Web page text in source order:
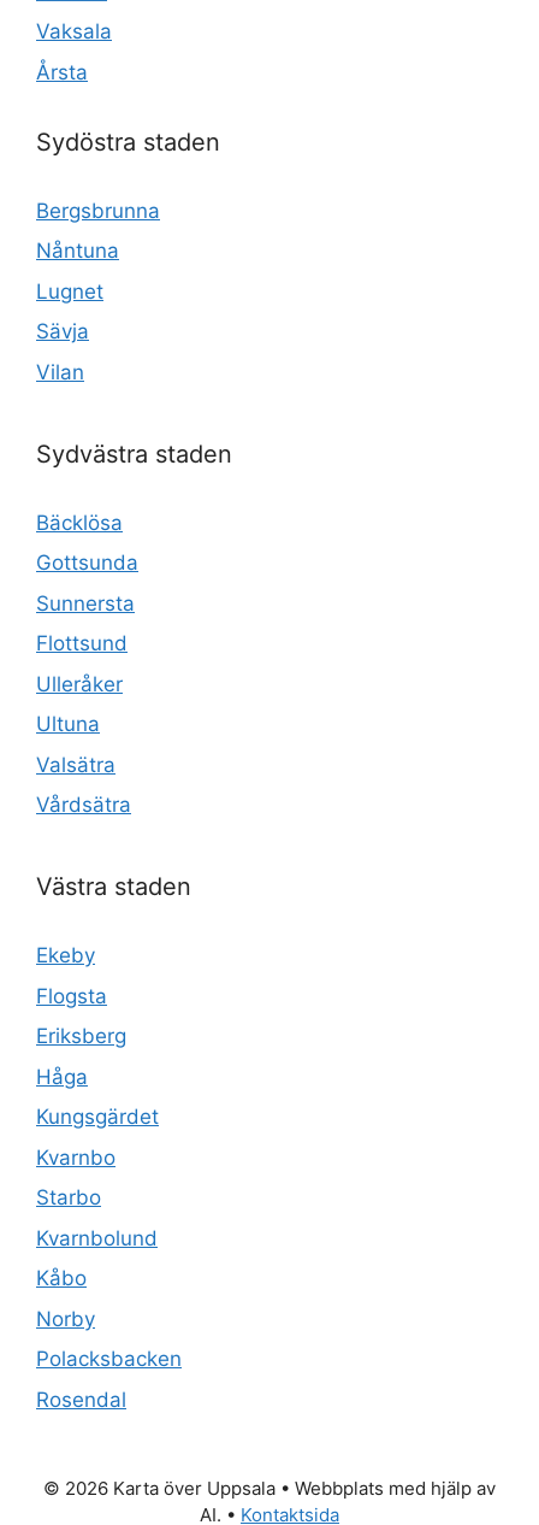
Vaksala
Årsta
Sydöstra staden
Bergsbrunna
Nåntuna
Lugnet
Sävja
Vilan
Sydvästra staden
Bäcklösa
Gottsunda
Sunnersta
Flottsund
Ulleråker
Ultuna
Valsätra
Vårdsätra
Västra staden
Ekeby
Flogsta
Eriksberg
Håga
Kungsgärdet
Kvarnbo
Starbo
Kvarnbolund
Kåbo
Norby
Polacksbacken
Rosendal
© 2026 Karta över Uppsala • Webbplats med hjälp av
AI. • Kontaktsida